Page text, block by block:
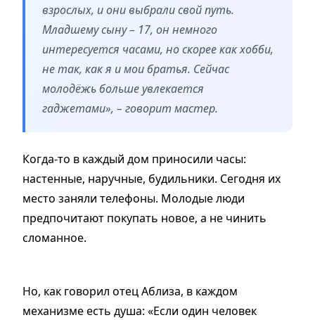
взрослых, и они выбрали свой путь.
Младшему сыну – 17, он немного
интересуется часами, но скорее как хобби,
не так, как я и мои братья. Сейчас
молодёжь больше увлекается
гаджетами», – говорит мастер.
Когда-то в каждый дом приносили часы:
настенные, наручные, будильники. Сегодня их
место заняли телефоны. Молодые люди
предпочитают покупать новое, а не чинить
сломанное.
Но, как говорил отец Аблиза, в каждом
механизме есть душа: «Если один человек